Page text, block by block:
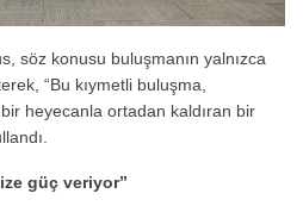
söz konusu buluşmanın yalnızca
“Bu kıymetli buluşma,
heyecanla ortadan kaldıran bir
güç veriyor”